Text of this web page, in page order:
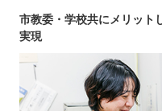
市教委・学校共にメリット
実現